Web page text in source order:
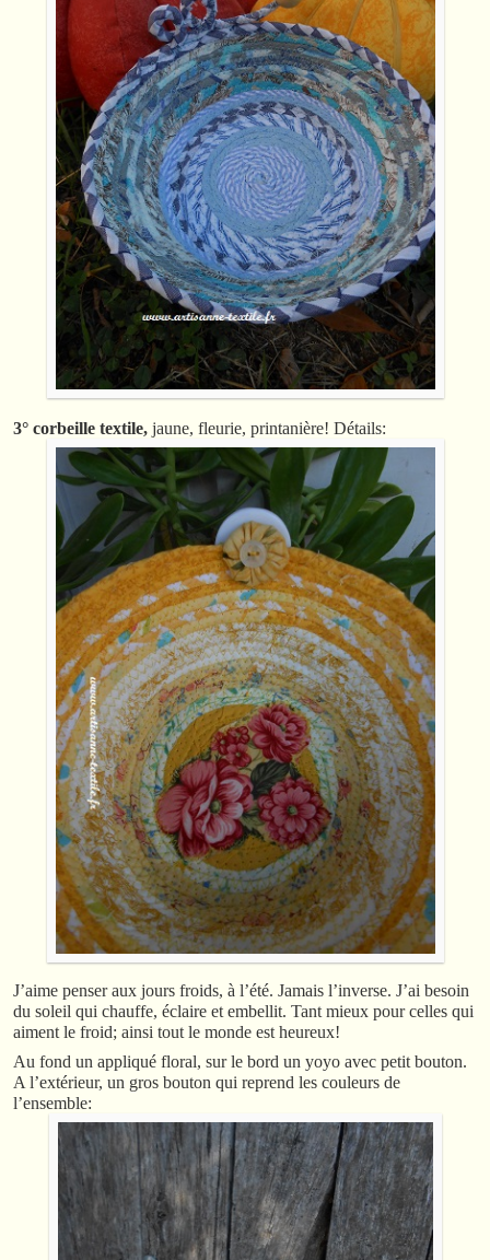
3° corbeille textile, jaune, fleurie, printanière! Détails:
J’aime penser aux jours froids, à l’été. Jamais l’inverse. J’ai besoin
du soleil qui chauffe, éclaire et embellit. Tant mieux pour celles qui
aiment le froid; ainsi tout le monde est heureux!
Au fond un appliqué floral, sur le bord un yoyo avec petit bouton.
A l’extérieur, un gros bouton qui reprend les couleurs de
l’ensemble: